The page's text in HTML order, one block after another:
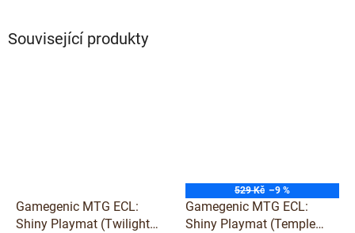
Související produkty
Gamegenic MTG ECL:
Shiny Playmat (Twilight
529 Kč –9 %
Gamegenic MTG ECL:
Shiny Playmat (Temple